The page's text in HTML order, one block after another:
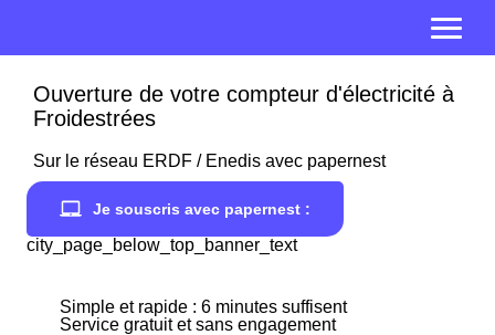
Ouverture de votre compteur d'électricité à
Froidestrées
Sur le réseau ERDF / Enedis avec papernest
Je souscris avec papernest :
city_page_below_top_banner_text
Simple et rapide : 6 minutes suffisent
Service gratuit et sans engagement